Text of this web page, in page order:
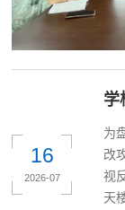
16
2026-07
学
为
改
视
天